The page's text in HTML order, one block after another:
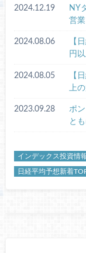
2024.12.19
NY
営
2024.08.06
【
円
2024.08.05
【
上
2023.09.28
ポ
と
インデックス投資情
日経平均予想新着